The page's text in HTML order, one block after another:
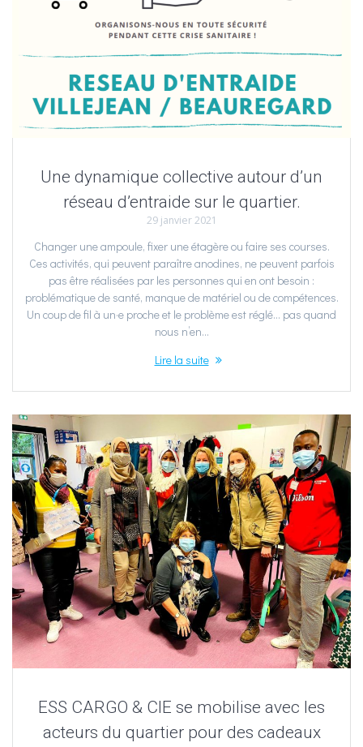
Une dynamique collective autour d’un
réseau d’entraide sur le quartier.
29 janvier 2021
Changer une ampoule, fixer une étagère ou faire ses courses.
Ces activités, qui peuvent paraître anodines, ne peuvent parfois
pas être réalisées par les personnes qui en ont besoin :
problématique de santé, manque de matériel ou de compétences.
Un coup de fil à un·e proche et le problème est réglé… pas quand
nous n’en…
Lire la suite
ESS CARGO & CIE se mobilise avec les
acteurs du quartier pour des cadeaux